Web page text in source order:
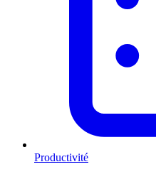
Productivité